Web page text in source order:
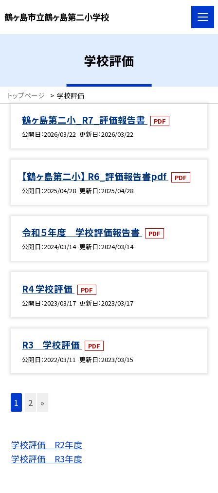
鶴ヶ島市立鶴ヶ島第二小学校
学校評価
トップページ > 学校評価
鶴ヶ島第二小_R7_評価報告書
PDF
公開日 2026/03/22 更新日 2026/03/22
【鶴ヶ島第二小】 R6_評価報告書pdf
PDF
公開日 2025/04/28 更新日 2025/04/28
令和５年度 学校評価報告書
PDF
公開日 2024/03/14 更新日 2024/03/14
R4 学校評価
PDF
公開日 2023/03/17 更新日 2023/03/17
R3 学校評価
PDF
公開日 2022/03/11 更新日 2023/03/15
1 2 »
学校評価 R2年度
学校評価 R3年度